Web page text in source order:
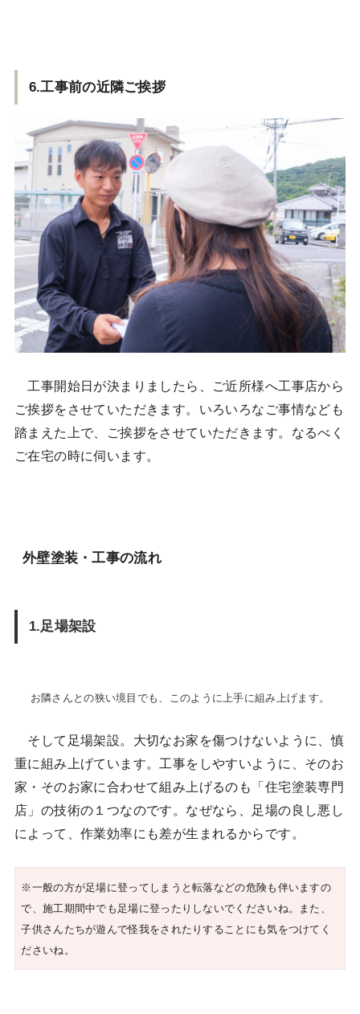
6.工事前の近隣ご挨拶
工事開始日が決まりましたら、ご近所様へ工事店から
ご挨拶をさせていただきます。いろいろなご事情なども
踏まえた上で、ご挨拶をさせていただきます。なるべく
ご在宅の時に伺います。
外壁塗装・工事の流れ
1.足場架設
お隣さんとの狭い境目でも、このように上手に組み上げます。
そして足場架設。大切なお家を傷つけないように、慎
重に組み上げています。工事をしやすいように、そのお
家・そのお家に合わせて組み上げるのも「住宅塗装専門
店」の技術の１つなのです。なぜなら、足場の良し悪し
によって、作業効率にも差が生まれるからです。
※一般の方が足場に登ってしまうと転落などの危険も伴いますの
で、施工期間中でも足場に登ったりしないでくださいね。また、
子供さんたちが遊んで怪我をされたりすることにも気をつけてく
ださいね。